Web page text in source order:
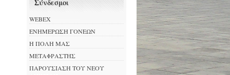
Σύνδεσμοι
WEBEX
ΕΝΗΜΕΡΩΣΗ ΓΟΝΕΩΝ
Η ΠΟΛΗ ΜΑΣ
ΜΕΤΑΦΡΑΣΤΗΣ
ΠΑΡΟΥΣΙΑΣΗ ΤΟΥ ΝΕΟΥ